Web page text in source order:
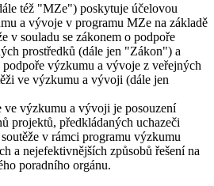
též "MZe") poskytuje účelovou
a vývoje v programu MZe na základě
v souladu se zákonem o podpoře
prostředků (dále jen "Zákon") a
výzkumu a vývoje z veřejných
ve výzkumu a vývoji (dále jen
ve výzkumu a vývoji je posouzení
projektů, předkládaných uchazeči
v rámci programu výzkumu
a nejefektivnějších způsobů řešení na
poradního orgánu.